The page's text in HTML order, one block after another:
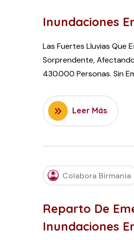
Inundaciones
Las Fuertes Lluvias Que
Sorprendente, Afectando
430.000 Personas. Sin
Leer Más
SEPTEMBER
6, 2015
Colabora Birmania
Reparto De
Inundaciones